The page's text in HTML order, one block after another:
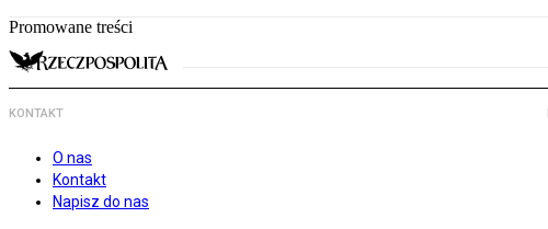
Promowane treści
KONTAKT
O nas
Kontakt
Napisz do nas